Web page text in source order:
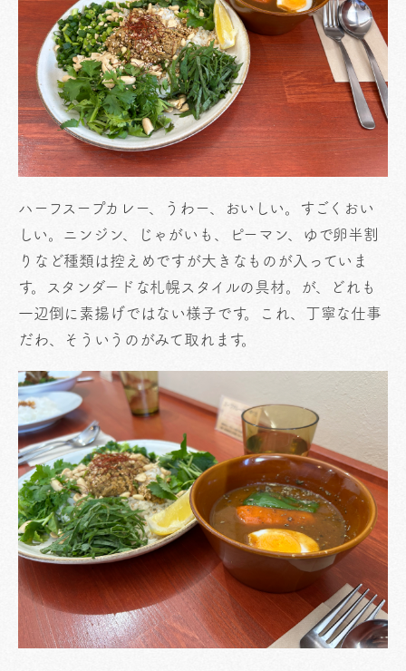
ハーフスープカレー、うわー、おいしい。すごくおい
しい。ニンジン、じゃがいも、ピーマン、ゆで卵半割
りなど種類は控えめですが大きなものが入っていま
す。スタンダードな札幌スタイルの具材。が、どれも
一辺倒に素揚げではない様子です。これ、丁寧な仕事
だわ、そういうのがみて取れます。